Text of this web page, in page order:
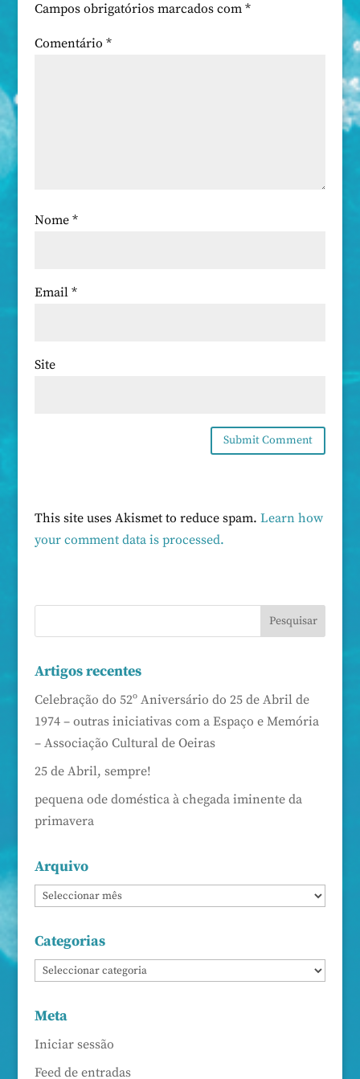
Campos obrigatórios marcados com *
Comentário *
Nome *
Email *
Site
This site uses Akismet to reduce spam. Learn how
your comment data is processed.
Artigos recentes
Celebração do 52º Aniversário do 25 de Abril de
1974 – outras iniciativas com a Espaço e Memória
– Associação Cultural de Oeiras
25 de Abril, sempre!
pequena ode doméstica à chegada iminente da
primavera
Arquivo
Categorias
Meta
Iniciar sessão
Feed de entradas